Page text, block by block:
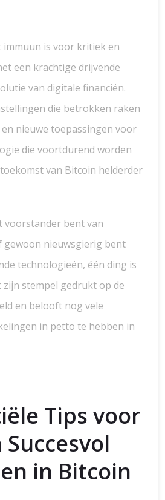
immuun is voor kritiek en
een krachtige drijvende
van digitale financiën.
die betrokken raken
nieuwe toepassingen voor
die voortdurend worden
van Bitcoin helderder
voorstander bent van
gewoon nieuwsgierig bent
technologieën, één ding is
stempel gedrukt op de
en belooft nog vele
in petto te hebben in
Tips voor
in Bitcoin